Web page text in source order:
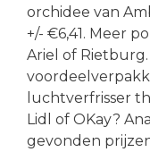
orchidee van
+/- €6,41. Meer
Ariel of
luchtverfrisser
Lidl of OKay?
gevonden